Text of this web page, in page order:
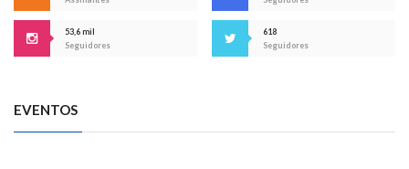
53,6 mil
Seguidores
618
Seguidores
EVENTOS